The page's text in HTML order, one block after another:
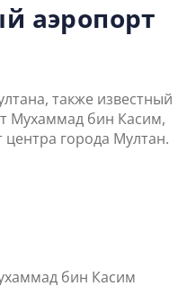
аэропорт
также известный
Мухаммад бин Касим,
центра города Мултан.
бин Касим